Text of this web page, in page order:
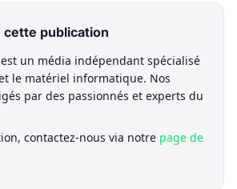
cette publication
est un média indépendant spécialisé
le matériel informatique. Nos
par des passionnés et experts du
contactez-nous via notre page de